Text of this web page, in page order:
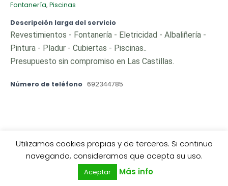
Fontanería, Piscinas
Descripción larga del servicio
Revestimientos - Fontanería - Eletricidad - Albaliñería -
Pintura - Pladur - Cubiertas - Piscinas..
Presupuesto sin compromiso en Las Castillas.
Número de teléfono 692344785
0
Utilizamos cookies propias y de terceros. Si continua
navegando, consideramos que acepta su uso.
Aceptar Más info